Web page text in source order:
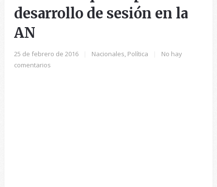
desarrollo de sesión en la
AN
25 de febrero de 2016 Nacionales, Política
No hay
comentarios